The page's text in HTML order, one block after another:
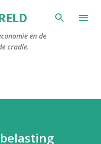
en de
cradle.